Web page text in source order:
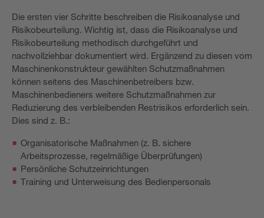
Die ersten vier Schritte beschreiben die Risikoanalyse und
Risikobeurteilung. Wichtig ist, dass die Risikoanalyse und
Risikobeurteilung methodisch durchgeführt und
nachvollziehbar dokumentiert wird. Ergänzend zu diesen vom
Maschinenkonstrukteur gewählten Schutzmaßnahmen
können seitens des Maschinenbetreibers bzw.
Maschinenbedieners weitere Schutzmaßnahmen zur
Reduzierung des verbleibenden Restrisikos erforderlich sein.
Dies sind z. B.:
Organisatorische Maßnahmen (z. B. sichere
Arbeitsprozesse, regelmäßige Überprüfungen)
Persönliche Schutzeinrichtungen
Training und Unterweisung des Bedienpersonals